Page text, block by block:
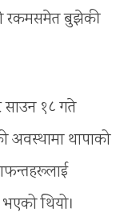
रकमसमेत बुझेकी
साउन १८ गते
अवस्थामा थापाको
भएको थियो।